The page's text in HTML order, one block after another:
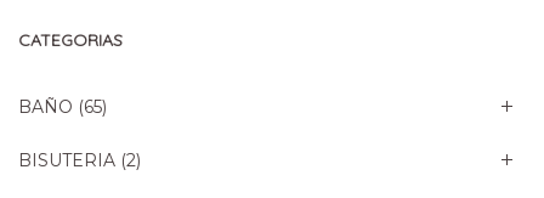
CATEGORIAS
BAÑO (65)
BISUTERIA (2)